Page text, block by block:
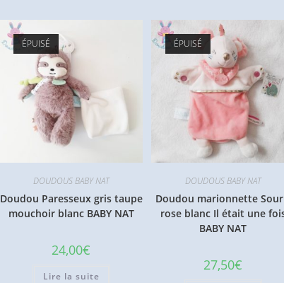
ÉPUISÉ
DOUDOUS BABY NAT
Doudou Paresseux gris taupe
mouchoir blanc BABY NAT
24,00€
Lire la suite
ÉPUISÉ
DOUDOUS BABY NAT
Doudou marionnette
rose blanc Il était une
BABY NAT
27,50€